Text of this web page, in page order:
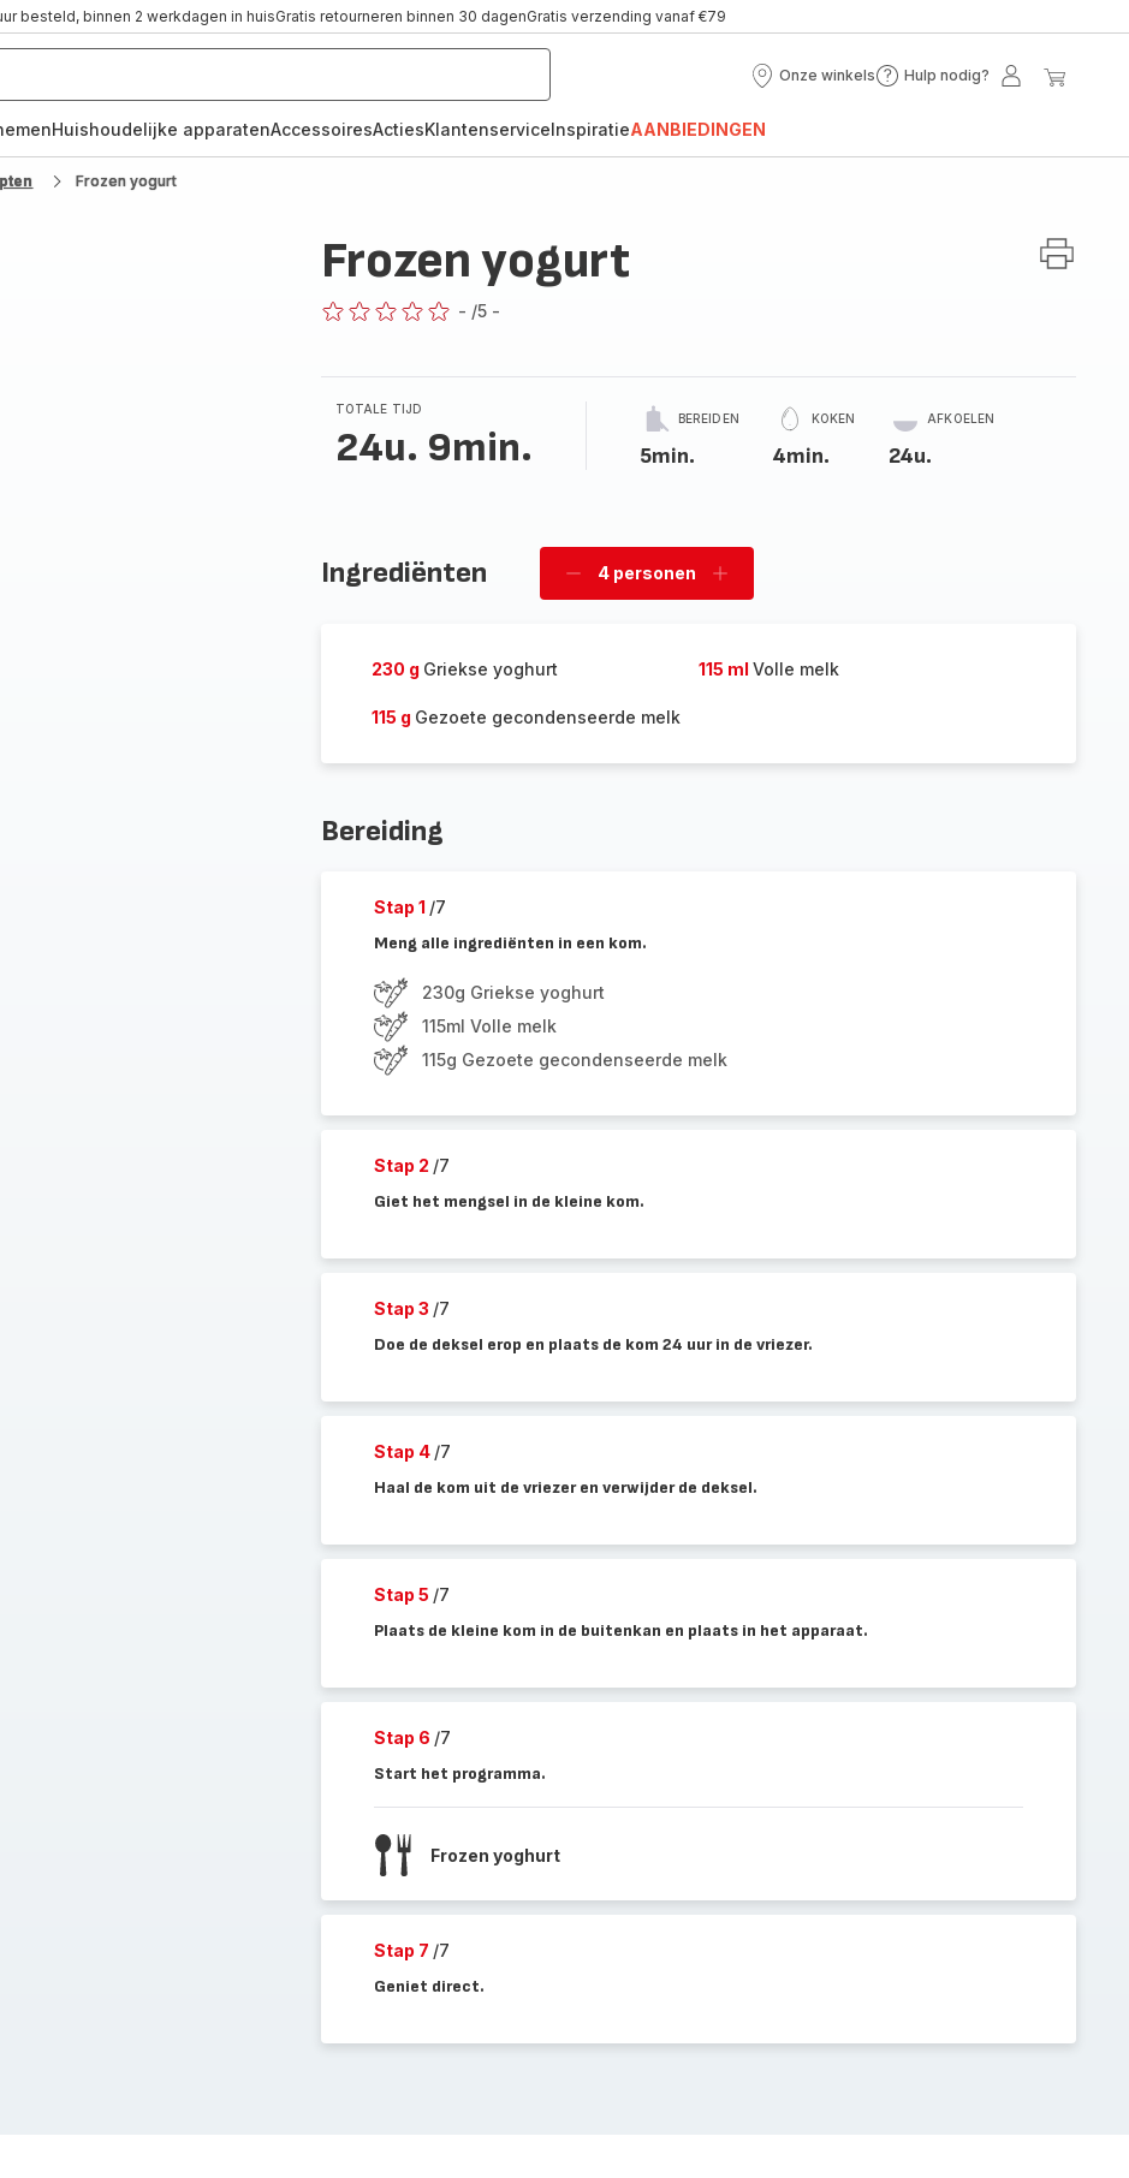
besteld, binnen 2 werkdagen in huisGratis retourneren binnen 30 dagenGratis verzending vanaf €79
Onze winkels
Onze
Hulp nodig?
Hulp
Mijn
Huishoudelijke apparatenAccessoiresActiesKlantenserviceInspiratieAANBIEDINGEN
Frozen yogurt
Frozen yogurt
- /5 -
TOTALE TIJD
24u. 9min.
BEREIDEN
5min.
KOKEN
4min.
AFKOELEN
24u.
Ingrediënten
Verwijder
4 personen
Voeg
230 g Griekse yoghurt 115 ml Volle melk
115 g Gezoete gecondenseerde melk
Bereiding
Stap 1 /7
Meng alle ingrediënten in een kom.
230g Griekse yoghurt
115ml Volle melk
115g Gezoete gecondenseerde melk
Stap 2 /7
Giet het mengsel in de kleine kom.
Stap 3 /7
Doe de deksel erop en plaats de kom 24 uur in de vriezer.
Stap 4 /7
Haal de kom uit de vriezer en verwijder de deksel.
Stap 5 /7
Plaats de kleine kom in de buitenkan en plaats in het apparaat.
Stap 6 /7
Start het programma.
Frozen yoghurt
Stap 7 /7
Geniet direct.